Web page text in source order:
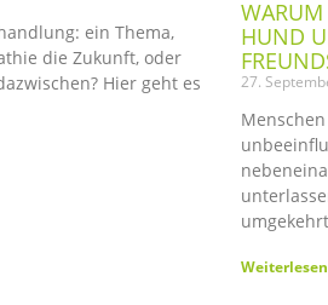
ein Thema,
die Zukunft, oder
Hier geht es
WARUM
HUND
27.